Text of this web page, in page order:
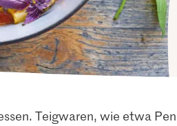
Teigwaren, wie etwa